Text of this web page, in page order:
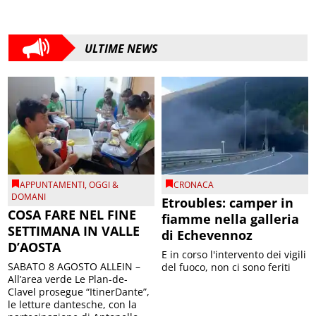
ULTIME NEWS
APPUNTAMENTI,OGGI &
DOMANI
COSA FARE NEL FINE
SETTIMANA IN VALLE
D’AOSTA
SABATO 8 AGOSTO ALLEIN –
All’area verde Le Plan-de-
Clavel prosegue “ItinerDante”,
le letture dantesche, con la
CRONACA
Etroubles: camper in
fiamme nella galleria
di Echevennoz
E in corso l'intervento dei vigili
del fuoco, non ci sono feriti